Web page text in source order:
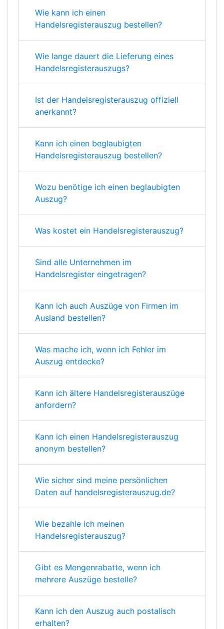
Wie kann ich einen
Handelsregisterauszug bestellen?
Wie lange dauert die Lieferung eines
Handelsregisterauszugs?
Ist der Handelsregisterauszug offiziell
anerkannt?
Kann ich einen beglaubigten
Handelsregisterauszug bestellen?
Wozu benötige ich einen beglaubigten
Auszug?
Was kostet ein Handelsregisterauszug?
Sind alle Unternehmen im
Handelsregister eingetragen?
Kann ich auch Auszüge von Firmen im
Ausland bestellen?
Was mache ich, wenn ich Fehler im
Auszug entdecke?
Kann ich ältere Handelsregisterauszüge
anfordern?
Kann ich einen Handelsregisterauszug
anonym bestellen?
Wie sicher sind meine persönlichen
Daten auf handelsregisterauszug.de?
Wie bezahle ich meinen
Handelsregisterauszug?
Gibt es Mengenrabatte, wenn ich
mehrere Auszüge bestelle?
Kann ich den Auszug auch postalisch
erhalten?